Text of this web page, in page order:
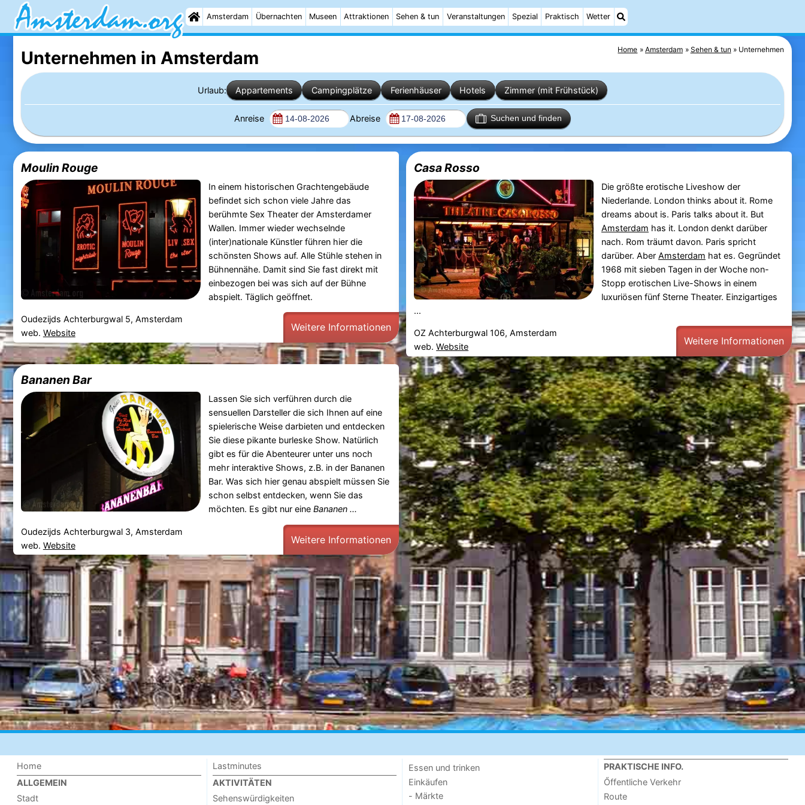
Amsterdam Übernachten Museen Attraktionen Sehen & tun Veranstaltungen Spezial Praktisch Wetter
Home Amsterdam Sehen & tun Unternehmen
Unternehmen in Amsterdam
Urlaub: Appartements Campingplätze Ferienhäuser Hotels Zimmer (mit Frühstück)
Anreise Abreise Suchen und finden
Moulin Rouge
In einem historischen Grachtengebäude
befindet sich schon viele Jahre das
berühmte Sex Theater der Amsterdamer
Wallen. Immer wieder wechselnde
(inter)nationale Künstler führen hier die
schönsten Shows auf. Alle Stühle stehen in
Bühnennähe. Damit sind Sie fast direkt mit
einbezogen bei was sich auf der Bühne
abspielt. Täglich geöffnet.
Oudezijds Achterburgwal 5, Amsterdam
web. Website Weitere Informationen
Casa Rosso
Die größte erotische Liveshow der
Niederlande. London thinks about it. Rome
dreams about is. Paris talks about it. But
Amsterdam has it. London denkt darüber
nach. Rom träumt davon. Paris spricht
darüber. Aber Amsterdam hat es. Gegründet
1968 mit sieben Tagen in der Woche non-
Stopp erotischen Live-Shows in einem
luxuriösen fünf Sterne Theater. Einzigartiges
...
OZ Achterburgwal 106, Amsterdam
web.Website Weitere Informationen
Bananen Bar
Lassen Sie sich verführen durch die
sensuellen Darsteller die sich Ihnen auf eine
spielerische Weise darbieten und entdecken
Sie diese pikante burleske Show. Natürlich
gibt es für die Abenteurer unter uns noch
mehr interaktive Shows, z.B. in der Bananen
Bar. Was sich hier genau abspielt müssen Sie
schon selbst entdecken, wenn Sie das
möchten. Es gibt nur eine Bananen ...
Oudezijds Achterburgwal 3, Amsterdam
web. Website Weitere Informationen
Home
ALLGEMEIN
Stadt
Lastminutes
AKTIVITÄTEN
Sehenswürdigkeiten
Essen und trinken
Einkäufen
- Märkte
PRAKTISCHE INFO.
Őffentliche Verkehr
Route